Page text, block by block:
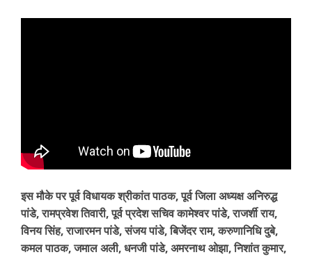
इस मौके पर पूर्व विधायक श्रीकांत पाठक, पूर्व जिला अध्यक्ष अनिरुद्ध
पांडे, रामप्रवेश तिवारी, पूर्व प्रदेश सचिव कामेश्वर पांडे, राजर्शी राय,
विनय सिंह, राजारमन पांडे, संजय पांडे, बिजेंदर राम, करुणानिधि दुबे,
कमल पाठक, जमाल अली, धनजी पांडे, अमरनाथ ओझा, निशांत कुमार,